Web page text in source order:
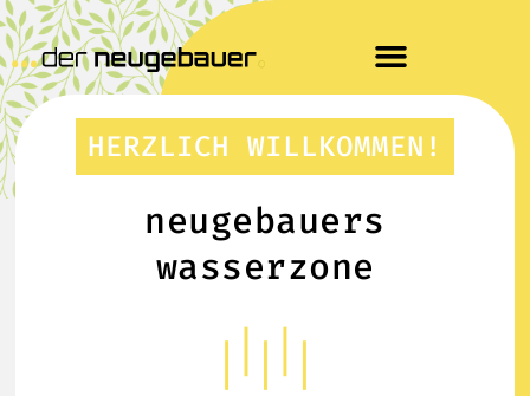
HERZLICH WILLKOMMEN!
neugebauers
wasserzone